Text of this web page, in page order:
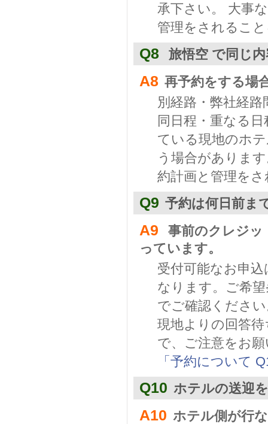
承下さい。 大事
管理をされるこ
Q8 旅悟空 で同じ
A8 再予約をする場
別経路・弊社経
同日程・重なる
ている現地のホ
う場合がありま
約計画と管理を
Q9 予約は何日前ま
A9
事前のクレジッ
っています。
受付可能なお申
なります。ご希
でご確認くださ
現地よりの回答
で、ご注意をお
「予約について
Q10 ホテルの送迎
A10 ホテル側が行